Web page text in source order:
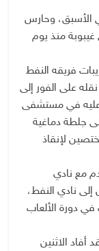
الأسبق، وحارس
منذ يوم
فريقه النفط
على الفور إلى
في مستشفى
جلطة دماغية
لإنقاذ
القدم مع نادي
2012، وفي عام 2015 انتقل إلى نادي النفط،
في دورة الألعاب
أفاد الاثنين